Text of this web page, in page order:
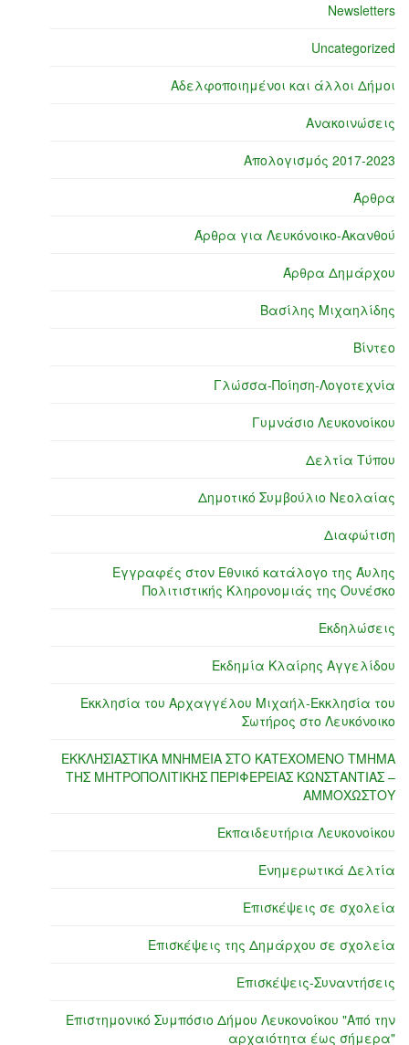
Newsletters
Uncategorized
Αδελφοποιημένοι και άλλοι Δήμοι
Ανακοινώσεις
Απολογισμός 2017-2023
Άρθρα
Άρθρα για Λευκόνοικο-Ακανθού
Άρθρα Δημάρχου
Βασίλης Μιχαηλίδης
Βίντεο
Γλώσσα-Ποίηση-Λογοτεχνία
Γυμνάσιο Λευκονοίκου
Δελτία Τύπου
Δημοτικό Συμβούλιο Νεολαίας
Διαφώτιση
Εγγραφές στον Εθνικό κατάλογο της Άυλης
Πολιτιστικής Κληρονομιάς της Ουνέσκο
Εκδηλώσεις
Εκδημία Κλαίρης Αγγελίδου
Εκκλησία του Αρχαγγέλου Μιχαήλ-Εκκλησία του
Σωτήρος στο Λευκόνοικο
ΕΚΚΛΗΣΙΑΣΤΙΚΑ ΜΝΗΜΕΙΑ ΣΤΟ ΚΑΤΕΧΟΜΕΝΟ ΤΜΗΜΑ
ΤΗΣ ΜΗΤΡΟΠΟΛΙΤΙΚΗΣ ΠΕΡΙΦΕΡΕΙΑΣ ΚΩΝΣΤΑΝΤΙΑΣ –
ΑΜΜΟΧΩΣΤΟΥ
Εκπαιδευτήρια Λευκονοίκου
Ενημερωτικά Δελτία
Επισκέψεις σε σχολεία
Επισκέψεις της Δημάρχου σε σχολεία
Επισκέψεις-Συναντήσεις
Επιστημονικό Συμπόσιο Δήμου Λευκονοίκου "Από την
αρχαιότητα έως σήμερα"